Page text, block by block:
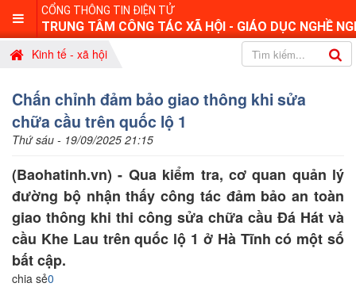
CỔNG THÔNG TIN ĐIỆN TỬ
TRUNG TÂM CÔNG TÁC XÃ HỘI - GIÁO DỤC NGHỀ
Kinh tế - xã hội
Chấn chỉnh đảm bảo giao thông khi sửa
chữa cầu trên quốc lộ 1
Thứ sáu - 19/09/2025 21:15
(Baohatinh.vn) - Qua kiểm tra, cơ quan quản lý
đường bộ nhận thấy công tác đảm bảo an toàn
giao thông khi thi công sửa chữa cầu Đá Hát và
cầu Khe Lau trên quốc lộ 1 ở Hà Tĩnh có một số
bất cập.
chia sẻ0